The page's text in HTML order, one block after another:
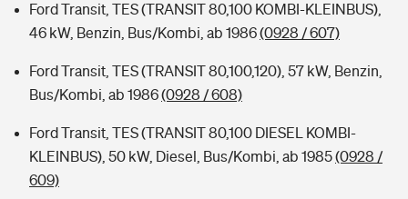
Ford Transit, TES (TRANSIT 80,100 KOMBI-KLEINBUS),
46 kW, Benzin, Bus/Kombi, ab 1986(0928 / 607)
Ford Transit, TES (TRANSIT 80,100,120), 57 kW, Benzin,
Bus/Kombi, ab 1986(0928 / 608)
Ford Transit, TES (TRANSIT 80,100 DIESEL KOMBI-
KLEINBUS), 50 kW, Diesel, Bus/Kombi, ab 1985(0928 /
609)